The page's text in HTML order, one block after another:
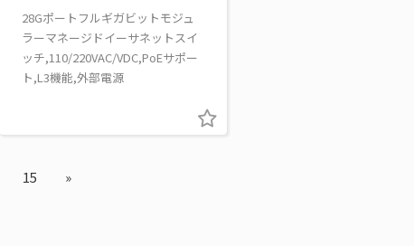
28Gポートフルギガビットモジュ
ラーマネージドイーサネットスイ
ッチ,110/220VAC/VDC,PoEサポー
ト,L3機能,外部電源
15 »